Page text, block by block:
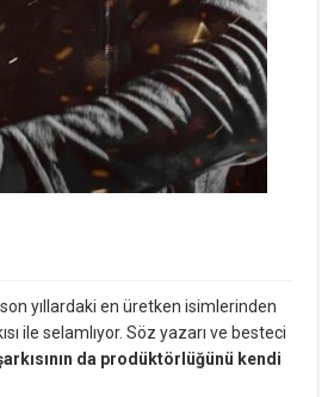
yıllardaki en üretken isimlerinden
ile selamlıyor. Söz yazarı ve besteci
da prodüktörlüğünü kendi